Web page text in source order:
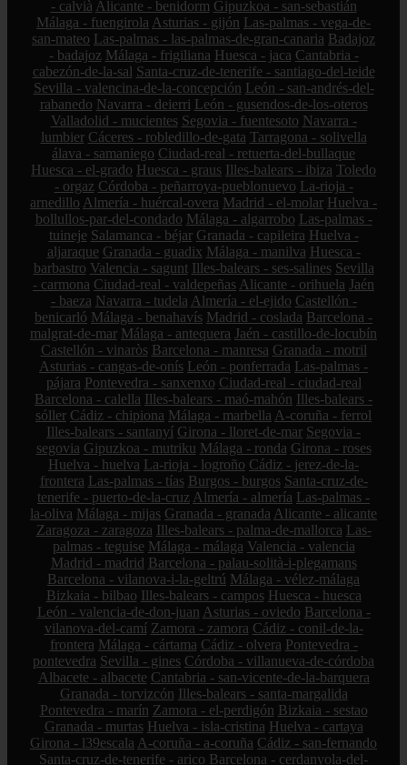
- calvià Alicante - benidorm Gipuzkoa - san-sebastián
Málaga - fuengirola Asturias - gijón Las-palmas - vega-de-
san-mateo Las-palmas - las-palmas-de-gran-canaria Badajoz
- badajoz Málaga - frigiliana Huesca - jaca Cantabria -
cabezón-de-la-sal Santa-cruz-de-tenerife - santiago-del-teide
Sevilla - valencina-de-la-concepción León - san-andrés-del-
rabanedo Navarra - deierri León - gusendos-de-los-oteros
Valladolid - mucientes Segovia - fuentesoto Navarra -
lumbier Cáceres - robledillo-de-gata Tarragona - solivella
álava - samaniego Ciudad-real - retuerta-del-bullaque
Huesca - el-grado Huesca - graus Illes-balears - ibiza Toledo
- orgaz Córdoba - peñarroya-pueblonuevo La-rioja -
arnedillo Almería - huércal-overa Madrid - el-molar Huelva -
bollullos-par-del-condado Málaga - algarrobo Las-palmas -
tuineje Salamanca - béjar Granada - capileira Huelva -
aljaraque Granada - guadix Málaga - manilva Huesca -
barbastro Valencia - sagunt Illes-balears - ses-salines Sevilla
- carmona Ciudad-real - valdepeñas Alicante - orihuela Jaén
- baeza Navarra - tudela Almería - el-ejido Castellón -
benicarló Málaga - benahavís Madrid - coslada Barcelona -
malgrat-de-mar Málaga - antequera Jaén - castillo-de-locubín
Castellón - vinaròs Barcelona - manresa Granada - motril
Asturias - cangas-de-onís León - ponferrada Las-palmas -
pájara Pontevedra - sanxenxo Ciudad-real - ciudad-real
Barcelona - calella Illes-balears - maó-mahón Illes-balears -
sóller Cádiz - chipiona Málaga - marbella A-coruña - ferrol
Illes-balears - santanyí Girona - lloret-de-mar Segovia -
segovia Gipuzkoa - mutriku Málaga - ronda Girona - roses
Huelva - huelva La-rioja - logroño Cádiz - jerez-de-la-
frontera Las-palmas - tías Burgos - burgos Santa-cruz-de-
tenerife - puerto-de-la-cruz Almería - almería Las-palmas -
la-oliva Málaga - mijas Granada - granada Alicante - alicante
Zaragoza - zaragoza Illes-balears - palma-de-mallorca Las-
palmas - teguise Málaga - málaga Valencia - valencia
Madrid - madrid Barcelona - palau-solità-i-plegamans
Barcelona - vilanova-i-la-geltrú Málaga - vélez-málaga
Bizkaia - bilbao Illes-balears - campos Huesca - huesca
León - valencia-de-don-juan Asturias - oviedo Barcelona -
vilanova-del-camí Zamora - zamora Cádiz - conil-de-la-
frontera Málaga - cártama Cádiz - olvera Pontevedra -
pontevedra Sevilla - gines Córdoba - villanueva-de-córdoba
Albacete - albacete Cantabria - san-vicente-de-la-barquera
Granada - torvizcón Illes-balears - santa-margalida
Pontevedra - marín Zamora - el-perdigón Bizkaia - sestao
Granada - murtas Huelva - isla-cristina Huelva - cartaya
Girona - l39escala A-coruña - a-coruña Cádiz - san-fernando
Santa-cruz-de-tenerife - arico Barcelona - cerdanyola-del-